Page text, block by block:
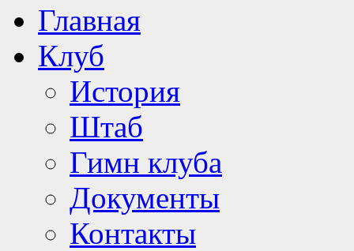
Главная
Клуб
История
Штаб
Гимн клуба
Документы
Контакты